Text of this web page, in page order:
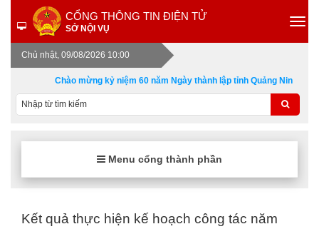
CỔNG THÔNG TIN ĐIỆN TỬ
SỞ NỘI VỤ
Chủ nhật, 09/08/2026 10:00
Chào mừng kỷ niệm 60 năm Ngày thành lập tỉnh Quảng Ninh 30/
Menu cổng thành phần
Kết quả thực hiện kế hoạch công tác năm